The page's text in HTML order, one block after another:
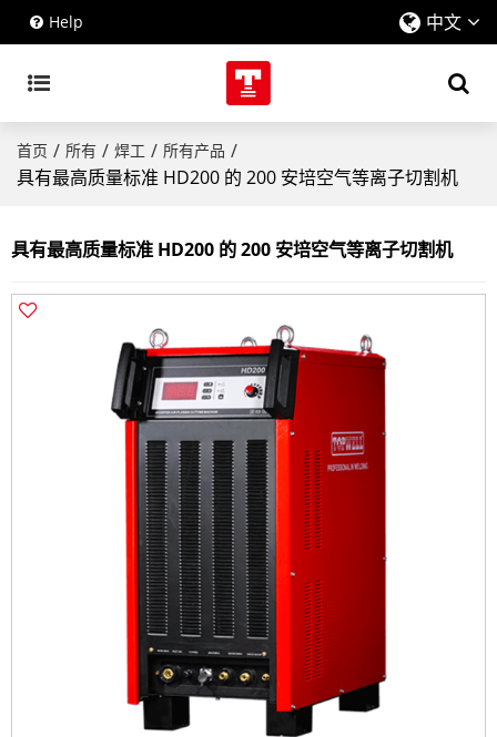
Help 中文
首页 / 所有 / 焊工 / 所有产品 /
具有最高质量标准 HD200 的 200 安培空气等离子切割机
具有最高质量标准 HD200 的 200 安培空气等离子切割机